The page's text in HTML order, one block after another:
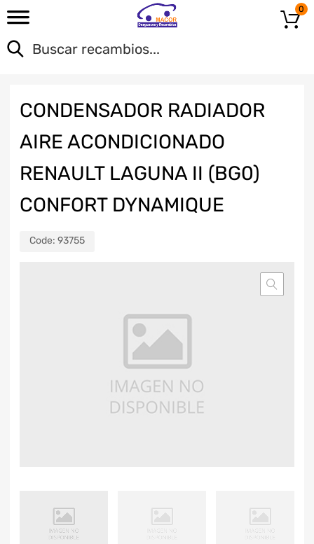
0
CONDENSADOR RADIADOR
AIRE ACONDICIONADO
RENAULT LAGUNA II (BG0)
CONFORT DYNAMIQUE
Code: 93755